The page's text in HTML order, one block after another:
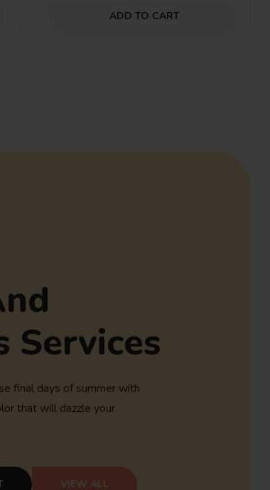
ADD TO CART
Services
final days of summer with
that will dazzle your
VIEW ALL